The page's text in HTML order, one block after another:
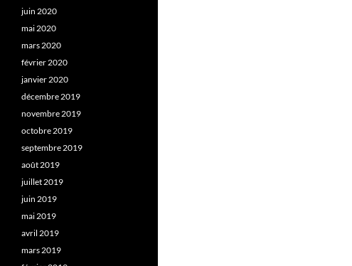
juin 2020
mai 2020
mars 2020
février 2020
janvier 2020
décembre 2019
novembre 2019
octobre 2019
septembre 2019
août 2019
juillet 2019
juin 2019
mai 2019
avril 2019
mars 2019